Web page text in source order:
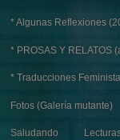
* Algunas Reflexiones
* PROSAS Y RELATOS
* Traducciones
Fotos (Galería mutante)
Saludando